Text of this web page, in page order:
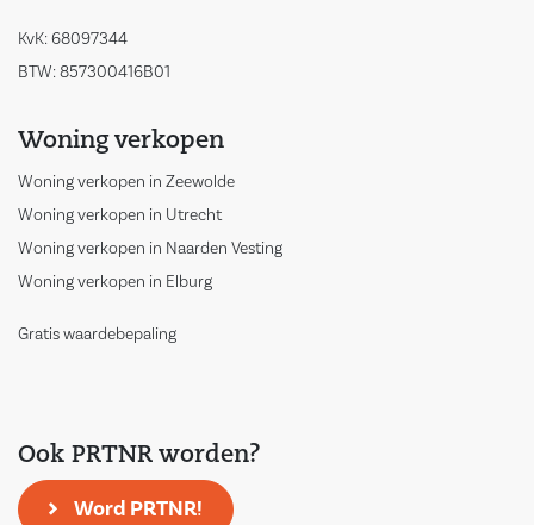
KvK: 68097344
BTW: 857300416B01
Woning verkopen
Woning verkopen in Zeewolde
Woning verkopen in Utrecht
Woning verkopen in Naarden Vesting
Woning verkopen in Elburg
Gratis waardebepaling
Ook PRTNR worden?
Word PRTNR!